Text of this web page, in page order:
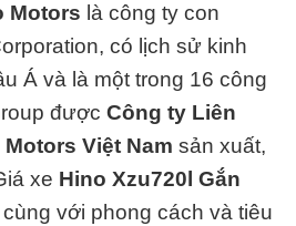
Motors là công ty con
, có lịch sử kinh
Á và là một trong 16 công
được Công ty Liên
Việt Nam sản xuất,
xe Hino Xzu720l Gắn
cùng với phong cách và tiêu